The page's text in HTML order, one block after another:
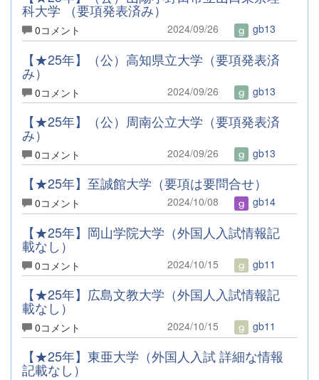
科大学 （要項発表済み）
0コメント 2024/09/26 gb13
【★25年】（公）高知県立大学（要項発表済
み）
0コメント 2024/09/26 gb13
【★25年】（公）周南公立大学（要項発表済
み）
0コメント 2024/09/26 gb13
【★25年】至誠館大学（要項は要問合せ）
0コメント 2024/10/08 gb14
【★25年】岡山学院大学（外国人入試情報記
載なし）
0コメント 2024/10/15 gb11
【★25年】広島文教大学（外国人入試情報記
載なし）
0コメント 2024/10/15 gb11
【★25年】東亜大学（外国人入試 詳細な情報
記載なし）